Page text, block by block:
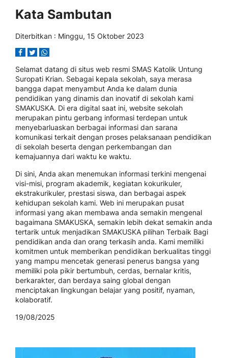
Kata Sambutan
Diterbitkan : Minggu, 15 Oktober 2023
Selamat datang di situs web resmi SMAS Katolik Untung
Suropati Krian. Sebagai kepala sekolah, saya merasa
bangga dapat menyambut Anda ke dalam dunia
pendidikan yang dinamis dan inovatif di sekolah kami
SMAKUSKA. Di era digital saat ini, website sekolah
merupakan pintu gerbang informasi terdepan untuk
menyebarluaskan berbagai informasi dan sarana
komunikasi terkait dengan proses pelaksanaan pendidikan
di sekolah beserta dengan perkembangan dan
kemajuannya dari waktu ke waktu.
Di sini, Anda akan menemukan informasi terkini mengenai
visi-misi, program akademik, kegiatan kokurikuler,
ekstrakurikuler, prestasi siswa, dan berbagai aspek
kehidupan sekolah kami. Web ini merupakan pusat
informasi yang akan membawa anda semakin mengenal
bagaimana SMAKUSKA, semakin lebih dekat semakin anda
tertarik untuk menjadikan SMAKUSKA pilihan Terbaik Bagi
pendidikan anda dan orang terkasih anda. Kami memiliki
komitmen untuk memberikan pendidikan berkualitas tinggi
yang mampu mencetak generasi penerus bangsa yang
memiliki pola pikir bertumbuh, cerdas, bernalar kritis,
berkarakter, dan berdaya saing global dengan
menciptakan lingkungan belajar yang positif, nyaman,
kolaboratif.
19/08/2025